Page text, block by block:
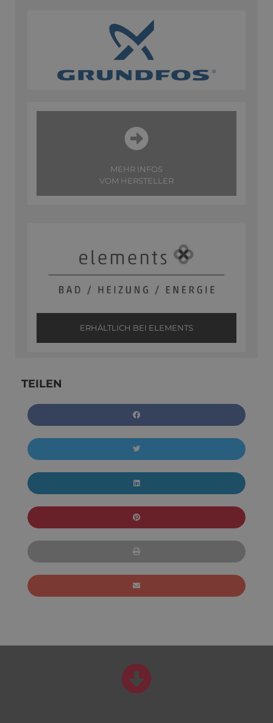
MEHR INFOS
VOM HERSTELLER
ERHÄLTLICH BEI ELEMENTS
TEILEN